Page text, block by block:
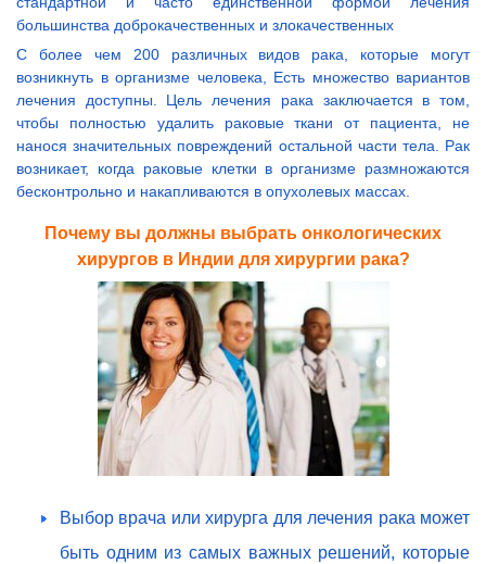
большинства доброкачественных и злокачественных
С более чем 200 различных видов рака, которые могут
возникнуть в организме человека, Есть множество вариантов
лечения доступны. Цель лечения рака заключается в том,
чтобы полностью удалить раковые ткани от пациента, не
нанося значительных повреждений остальной части тела. Рак
возникает, когда раковые клетки в организме размножаются
бесконтрольно и накапливаются в опухолевых массах.
Почему вы должны выбрать онкологических
хирургов в Индии для хирургии рака?
Выбор врача или хирурга для лечения рака может
быть одним из самых важных решений, которые